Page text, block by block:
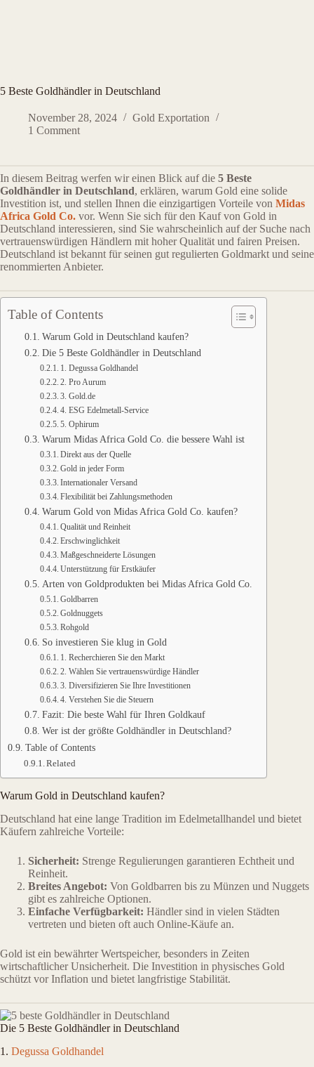
5 Beste Goldhändler in Deutschland
November 28, 2024
Gold Exportation
1 Comment
In diesem Beitrag werfen wir einen Blick auf die 5 Beste
Goldhändler in Deutschland, erklären, warum Gold eine solide
Investition ist, und stellen Ihnen die einzigartigen Vorteile von Midas
Africa Gold Co. vor. Wenn Sie sich für den Kauf von Gold in
Deutschland interessieren, sind Sie wahrscheinlich auf der Suche nach
vertrauenswürdigen Händlern mit hoher Qualität und fairen Preisen.
Deutschland ist bekannt für seinen gut regulierten Goldmarkt und seine
renommierten Anbieter.
Table of Contents
Warum Gold in Deutschland kaufen?
Die 5 Beste Goldhändler in Deutschland
1. Degussa Goldhandel
2. Pro Aurum
3. Gold.de
4. ESG Edelmetall-Service
5. Ophirum
Warum Midas Africa Gold Co. die bessere Wahl ist
Direkt aus der Quelle
Gold in jeder Form
Internationaler Versand
Flexibilität bei Zahlungsmethoden
Warum Gold von Midas Africa Gold Co. kaufen?
Qualität und Reinheit
Erschwinglichkeit
Maßgeschneiderte Lösungen
Unterstützung für Erstkäufer
Arten von Goldprodukten bei Midas Africa Gold Co.
Goldbarren
Goldnuggets
Rohgold
So investieren Sie klug in Gold
1. Recherchieren Sie den Markt
2. Wählen Sie vertrauenswürdige Händler
3. Diversifizieren Sie Ihre Investitionen
4. Verstehen Sie die Steuern
Fazit: Die beste Wahl für Ihren Goldkauf
Wer ist der größte Goldhändler in Deutschland?
Table of Contents
Related
Warum Gold in Deutschland kaufen?
Deutschland hat eine lange Tradition im Edelmetallhandel und bietet
Käufern zahlreiche Vorteile:
Sicherheit: Strenge Regulierungen garantieren Echtheit und
Reinheit.
Breites Angebot: Von Goldbarren bis zu Münzen und Nuggets
gibt es zahlreiche Optionen.
Einfache Verfügbarkeit: Händler sind in vielen Städten
vertreten und bieten oft auch Online-Käufe an.
Gold ist ein bewährter Wertspeicher, besonders in Zeiten
wirtschaftlicher Unsicherheit. Die Investition in physisches Gold
schützt vor Inflation und bietet langfristige Stabilität.
Die 5 Beste Goldhändler in Deutschland
1. Degussa Goldhandel